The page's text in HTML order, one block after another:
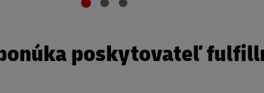
poskytovateľ